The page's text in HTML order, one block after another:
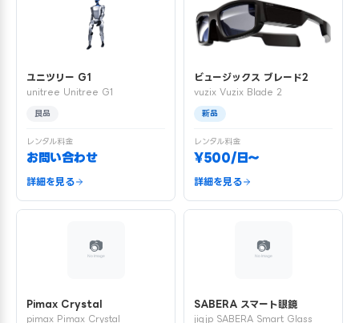
ユニツリー G1
unitree Unitree G1
良品
レンタル料金
お問い合わせ
詳細を見る
ビュージックス ブレード2
vuzix Vuzix Blade 2
新品
レンタル料金
¥500/日〜
詳細を見る
Pimax Crystal
pimax Pimax Crystal
SABERA スマート眼鏡
jigjp SABERA Smart Glass